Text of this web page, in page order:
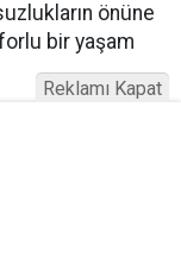
önüne
bir yaşam
Reklamı Kapat